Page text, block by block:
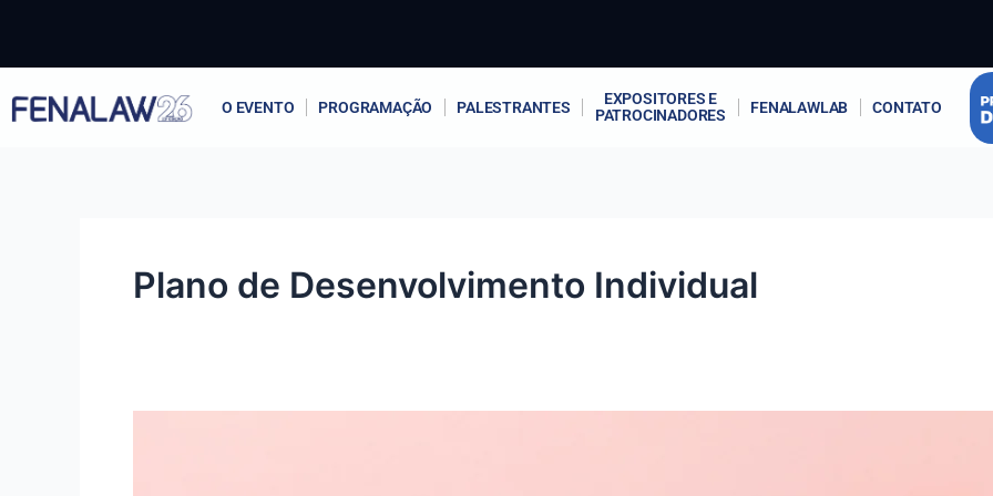
o
conteúdo
O EVENTO PROGRAMAÇÃO PALESTRANTES
EXPOSITORES E
PATROCINADORES
FENALAWLAB CONTATO
Plano de Desenvolvimento Individual